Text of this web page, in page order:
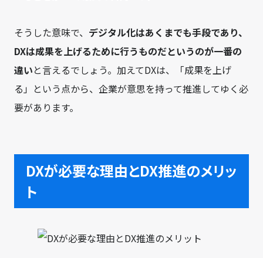
そうした意味で、 デジタル化はあくまでも手段であり、
DXは成果を上げるために行うものだというのが一番の
違いと言えるでしょう。加えてDXは、「成果を上げ
る」という点から、企業が意思を持って推進してゆく必
要があります。
DXが必要な理由とDX推進のメリッ
ト